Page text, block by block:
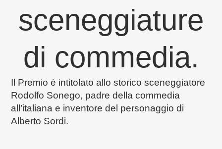
sceneggiature
di commedia.
Il Premio è intitolato allo storico sceneggiatore
Rodolfo Sonego, padre della commedia
all’italiana e inventore del personaggio di
Alberto Sordi.